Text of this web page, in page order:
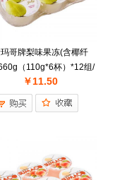
哥牌梨味果冻(含椰纤
（110g*6杯）*12组/
件
￥11.50